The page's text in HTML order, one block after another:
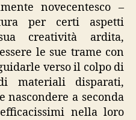
novecentesco –
per certi aspetti
creatività ardita,
le sue trame con
verso il colpo di
materiali disparati,
a seconda
nella loro